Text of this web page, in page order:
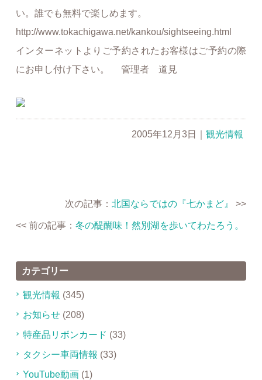
い。誰でも無料で楽しめます。
http://www.tokachigawa.net/kankou/sightseeing.html
インターネットよりご予約されたお客様はご予約の際
にお申し付け下さい。 管理者 道見
2005年12月3日 ｜観光情報
次の記事：北国ならではの『七かまど』 >>
<< 前の記事： 冬の醍醐味！然別湖を歩いてわたろう。
カテゴリー
観光情報 (345)
お知らせ(208)
特産品リボンカード (33)
タクシー車両情報 (33)
YouTube動画(1)